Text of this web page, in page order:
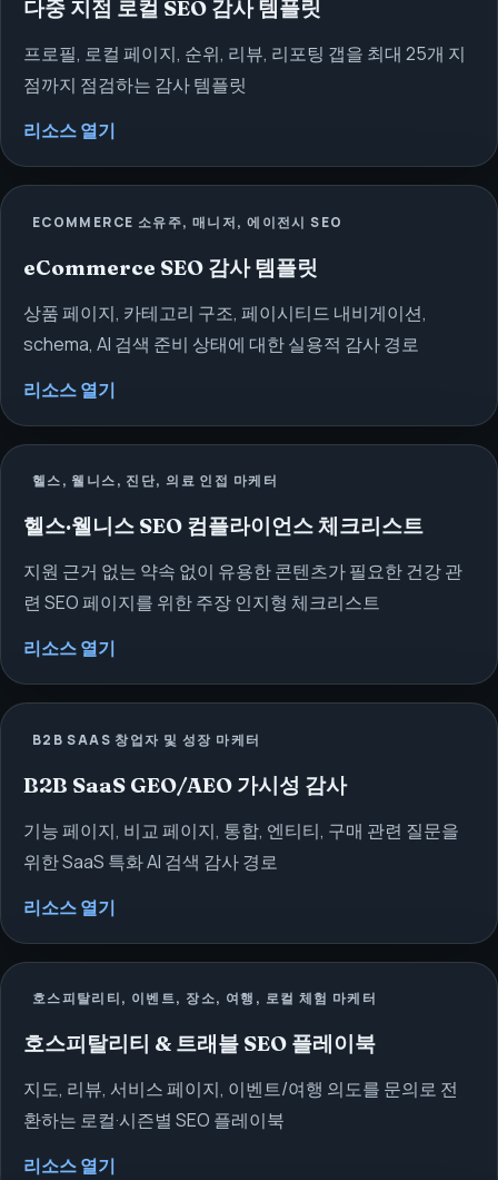
다중 지점 로컬 SEO 감사 템플릿
프로필, 로컬 페이지, 순위, 리뷰, 리포팅 갭을 최대 25개 지
점까지 점검하는 감사 템플릿
리소스 열기
ECOMMERCE 소유주, 매니저, 에이전시 SEO
eCommerce SEO 감사 템플릿
상품 페이지, 카테고리 구조, 페이시티드 내비게이션,
schema, AI 검색 준비 상태에 대한 실용적 감사 경로
리소스 열기
헬스, 웰니스, 진단, 의료 인접 마케터
헬스·웰니스 SEO 컴플라이언스 체크리스트
지원 근거 없는 약속 없이 유용한 콘텐츠가 필요한 건강 관
련 SEO 페이지를 위한 주장 인지형 체크리스트
리소스 열기
B2B SAAS 창업자 및 성장 마케터
B2B SaaS GEO/AEO 가시성 감사
기능 페이지, 비교 페이지, 통합, 엔티티, 구매 관련 질문을
위한 SaaS 특화 AI 검색 감사 경로
리소스 열기
호스피탈리티, 이벤트, 장소, 여행, 로컬 체험 마케터
호스피탈리티 & 트래블 SEO 플레이북
지도, 리뷰, 서비스 페이지, 이벤트/여행 의도를 문의로 전
환하는 로컬·시즌별 SEO 플레이북
리소스 열기